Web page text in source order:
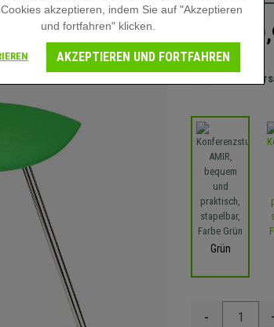
Gratis
Grün
-
akzeptieren, indem Sie auf "Akzeptieren
und fortfahren" klicken.
AKZEPTIEREN UND FORTFAHREN